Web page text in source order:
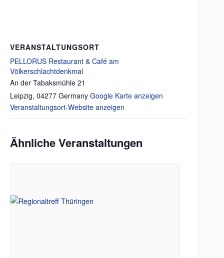
VERANSTALTUNGSORT
PELLORUS Restaurant & Café am
Völkerschlachtdenkmal
An der Tabaksmühle 21
Leipzig, 04277 Germany Google Karte anzeigen
Veranstaltungsort-Website anzeigen
Ähnliche Veranstaltungen